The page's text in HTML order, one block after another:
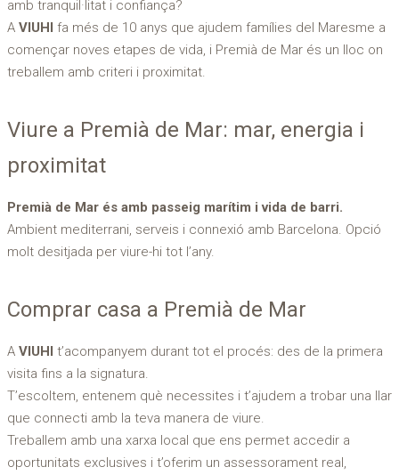
amb tranquil·litat i confiança?
A VIUHI fa més de 10 anys que ajudem famílies del Maresme a
començar noves etapes de vida, i Premià de Mar és un lloc on
treballem amb criteri i proximitat.
Viure a Premià de Mar: mar, energia i
proximitat
Premià de Mar és amb passeig marítim i vida de barri.
Ambient mediterrani, serveis i connexió amb Barcelona. Opció
molt desitjada per viure-hi tot l’any.
Comprar casa a Premià de Mar
A VIUHI t’acompanyem durant tot el procés: des de la primera
visita fins a la signatura.
T’escoltem, entenem què necessites i t’ajudem a trobar una llar
que connecti amb la teva manera de viure.
Treballem amb una xarxa local que ens permet accedir a
oportunitats exclusives i t’oferim un assessorament real,